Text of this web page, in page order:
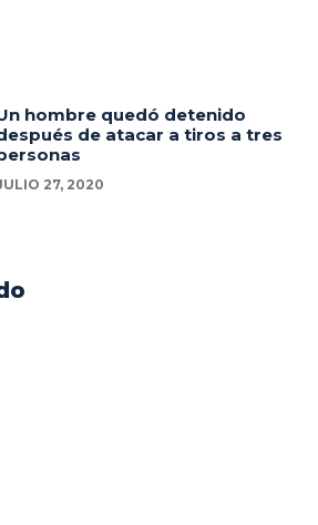
hombre quedó detenido
de atacar a tiros a tres
27, 2020